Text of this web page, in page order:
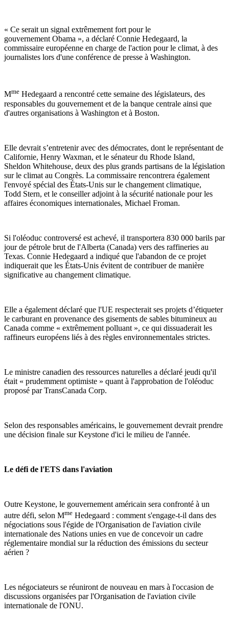
« Ce serait un signal extrêmement fort pour le
gouvernement Obama », a déclaré Connie Hedegaard, la
commissaire européenne en charge de l'action pour le climat, à des
journalistes lors d'une conférence de presse à Washington.
Mme Hedegaard a rencontré cette semaine des législateurs, des
responsables du gouvernement et de la banque centrale ainsi que
d'autres organisations à Washington et à Boston.
Elle devrait s’entretenir avec des démocrates, dont le représentant de
Californie, Henry Waxman, et le sénateur du Rhode Island,
Sheldon Whitehouse, deux des plus grands partisans de la législation
sur le climat au Congrès. La commissaire rencontrera également
l'envoyé spécial des États-Unis sur le changement climatique,
Todd Stern, et le conseiller adjoint à la sécurité nationale pour les
affaires économiques internationales, Michael Froman.
Si l'oléoduc controversé est achevé, il transportera 830 000 barils par
jour de pétrole brut de l'Alberta (Canada) vers des raffineries au
Texas. Connie Hedegaard a indiqué que l'abandon de ce projet
indiquerait que les États-Unis évitent de contribuer de manière
significative au changement climatique.
Elle a également déclaré que l'UE respecterait ses projets d’étiqueter
le carburant en provenance des gisements de sables bitumineux au
Canada comme « extrêmement polluant », ce qui dissuaderait les
raffineurs européens liés à des règles environnementales strictes.
Le ministre canadien des ressources naturelles a déclaré jeudi qu'il
était « prudemment optimiste » quant à l'approbation de l'oléoduc
proposé par TransCanada Corp.
Selon des responsables américains, le gouvernement devrait prendre
une décision finale sur Keystone d'ici le milieu de l'année.
Le défi de l'ETS dans l'aviation
Outre Keystone, le gouvernement américain sera confronté à un
autre défi, selon Mme Hedegaard : comment s'engage-t-il dans des
négociations sous l'égide de l'Organisation de l'aviation civile
internationale des Nations unies en vue de concevoir un cadre
réglementaire mondial sur la réduction des émissions du secteur
aérien ?
Les négociateurs se réuniront de nouveau en mars à l'occasion de
discussions organisées par l'Organisation de l'aviation civile
internationale de l'ONU.